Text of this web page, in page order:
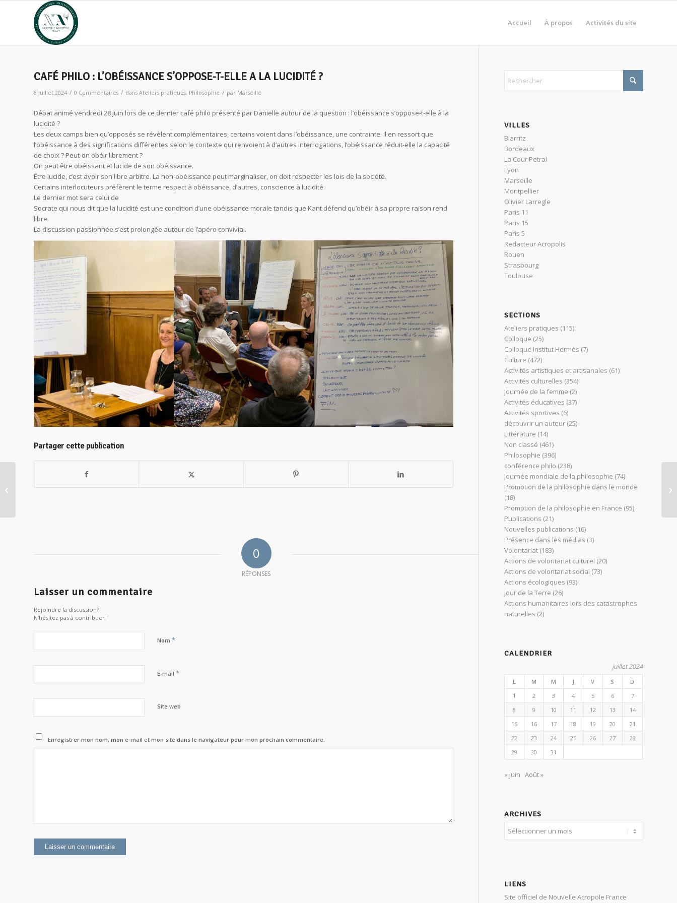
Accueil À propos Activités du site
CAFÉ PHILO : L’OBÉISSANCE S’OPPOSE-T-ELLE A LA LUCIDITÉ ?
8 juillet 2024 / 0 Commentaires / dans Ateliers pratiques, Philosophie / par Marseille
Débat animé vendredi 28 juin lors de ce dernier café philo présenté par Danielle autour de la question : l’obéissance s’oppose-t-elle à la
lucidité ?
Les deux camps bien qu’opposés se révèlent complémentaires, certains voient dans l’obéissance, une contrainte. Il en ressort que
l’obéissance à des significations différentes selon le contexte qui renvoient à d’autres interrogations, l’obéissance réduit-elle la capacité
de choix ? Peut-on obéir librement ?
On peut être obéissant et lucide de son obéissance.
Être lucide, c’est avoir son libre arbitre. La non-obéissance peut marginaliser, on doit respecter les lois de la société.
Certains interlocuteurs préfèrent le terme respect à obéissance, d’autres, conscience à lucidité.
Le dernier mot sera celui de
Socrate qui nous dit que la lucidité est une condition d’une obéissance morale tandis que Kant défend qu’obéir à sa propre raison rend
libre.
La discussion passionnée s’est prolongée autour de l’apéro convivial.
Partager cette publication
0
RÉPONSES
Laisser un commentaire
Rejoindre la discussion?
N’hésitez pas à contribuer !
Nom *
E-mail *
Site web
Enregistrer mon nom, mon e-mail et mon site dans le navigateur pour mon prochain commentaire.
VILLES
Biarritz
Bordeaux
La Cour Petral
Lyon
Marseille
Montpellier
Olivier Larregle
Paris 11
Paris 15
Paris 5
Redacteur Acropolis
Rouen
Strasbourg
Toulouse
SECTIONS
Ateliers pratiques (115)
Colloque (25)
Colloque Institut Hermès (7)
Culture (472)
Activités artistiques et artisanales (61)
Activités culturelles (354)
Journée de la femme (2)
Activités éducatives (37)
Activités sportives (6)
découvrir un auteur (25)
Littérature (14)
Non classé (461)
Philosophie (396)
conférence philo (238)
Journée mondiale de la philosophie (74)
Promotion de la philosophie dans le monde
(18)
Promotion de la philosophie en France (95)
Publications (21)
Nouvelles publications (16)
Présence dans les médias (3)
Volontariat (183)
Actions de volontariat culturel (20)
Actions de volontariat social (73)
Actions écologiques (93)
Jour de la Terre (26)
Actions humanitaires lors des catastrophes
naturelles (2)
CALENDRIER
juillet 2024
L M M J V S
D
1
2 3 4 5 6
7
8
9 10 11 12 13
14
15
16 17 18 19 20
21
22
23 24 25 26 27
28
29
30 31
« Juin Août »
ARCHIVES
LIENS
Site officiel de Nouvelle Acropole France